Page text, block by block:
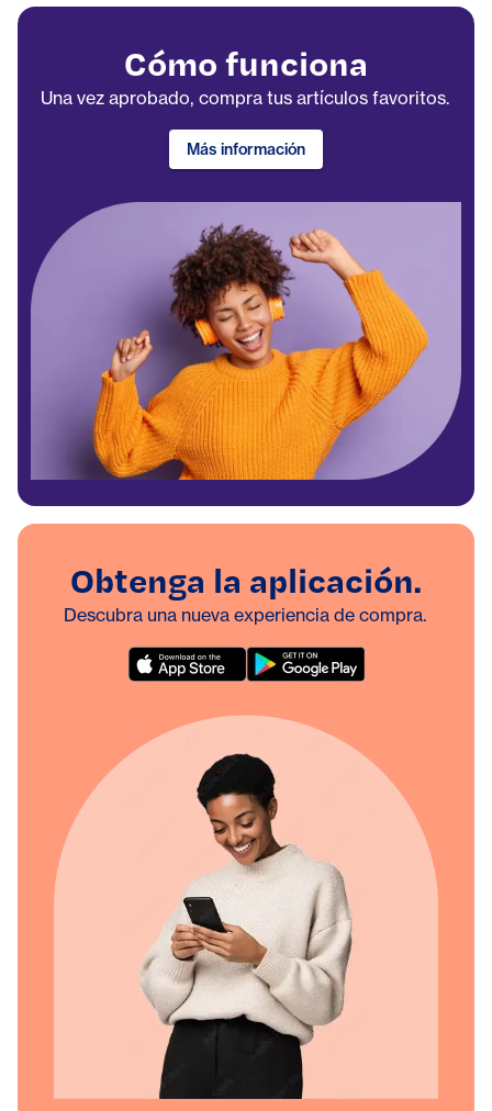
Cómo funciona
Una vez aprobado, compra tus artículos favoritos.
Más información
Obtenga la aplicación.
Descubra una nueva experiencia de compra.